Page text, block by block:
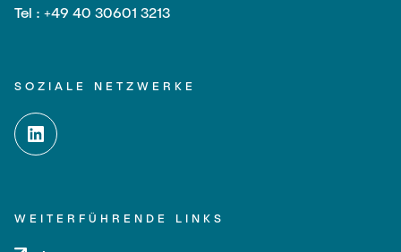
Tel : +49 40 30601 3213
SOZIALE NETZWERKE
WEITERFÜHRENDE LINKS